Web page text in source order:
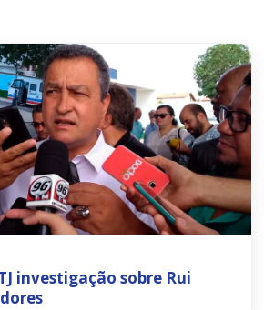
investigação sobre Rui